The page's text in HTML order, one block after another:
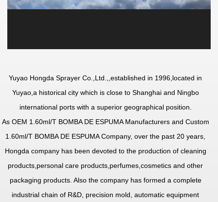
Yuyao Hongda Sprayer Co.,Ltd.,
,established in 1996,located in
Yuyao,a historical city which is close to Shanghai and Ningbo
international ports with a superior geographical position.
As OEM 1.60ml/T BOMBA DE ESPUMA Manufacturersand Custom
1.60ml/T BOMBA DE ESPUMA Company, over the past 20 years,
Hongda company has been devoted to the production of cleaning
products,personal care products,perfumes,cosmetics and other
packaging products. Also the company has formed a complete
industrial chain of R&D, precision mold, automatic equipment